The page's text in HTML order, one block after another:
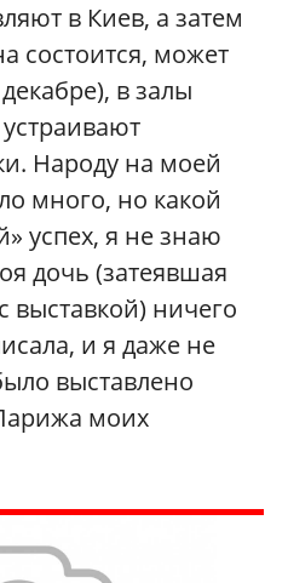
в Киев, а затем
состоится, может
в залы
устраивают
Народу на моей
много, но какой
успех, я не знаю
дочь (затеявшая
выставкой) ничего
и я даже не
выставлено
моих